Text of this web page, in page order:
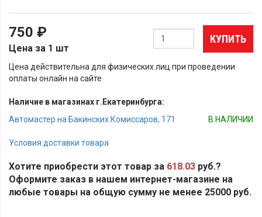
750 ₽
Цена за 1 шт
КУПИТЬ
Цена действительна для физических лиц при проведении
оплаты онлайн на сайте
Наличие в магазинах г.Екатеринбурга:
Автомастер на Бакинских Комиссаров, 171
В НАЛИЧИИ
Условия доставки товара
Хотите приобрести этот товар за 618.03 руб.?
Оформите заказ в нашем интернет-магазине на
любые товары на общую сумму не менее 25000 руб.